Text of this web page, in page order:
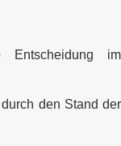
im
den Stand der